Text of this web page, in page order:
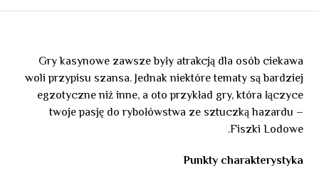
Gry kasynowe zawsze były atrakcją dla osób ciekawa
woli przypisu szansa. Jednak niektóre tematy są bardziej
egzotyczne niż inne, a oto przykład gry, która łączyce
twoje pasję do rybołówstwa ze sztuczką hazardu –
Fiszki Lodowe.
Punkty charakterystyka